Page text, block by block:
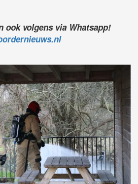
ook volgens via Whatsapp!